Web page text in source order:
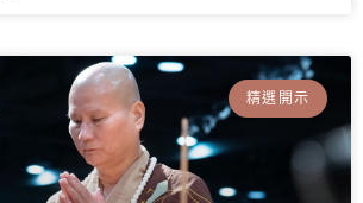
精選開示